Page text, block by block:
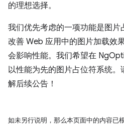
的理想选择。
我们优先考虑的一项功能是图
改善 Web 应用中的图片加载效
会影响性能。我们希望在
以性能为先的图片占位符系统。
解后续公告！
如未另行说明，那么本页面中的内容已